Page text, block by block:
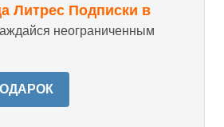
Литрес Подписки в
неограниченным